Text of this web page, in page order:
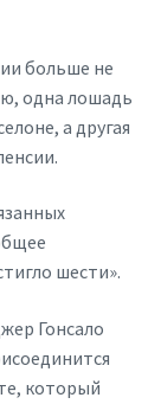
больше не
одна лошадь
а другая
шести».
Гонсало
который